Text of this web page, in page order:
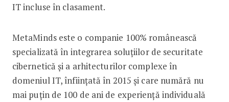
IT incluse în clasament.
MetaMinds este o companie 100% românească
specializată în integrarea soluțiilor de securitate
cibernetică și a arhitecturilor complexe în
domeniul IT, înființată în 2015 și care numără nu
mai puțin de 100 de ani de experiență individuală